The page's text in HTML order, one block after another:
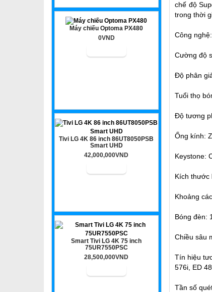
Máy chiếu Optoma PX480
0VND
Tivi LG 4K 86 inch 86UT8050PSB
Smart UHD
42,000,000VND
Smart Tivi LG 4K 75 inch
75UR7550PSC
28,500,000VND
chế độ
trong thời
Công
Cường độ
Độ phân
Tuổi thọ
Độ tương
Ống kính:
Keystone:
Kích thước
Khoảng
Bóng đèn:
Chiều sâu
Tín hiệu
576i, ED
Tần số